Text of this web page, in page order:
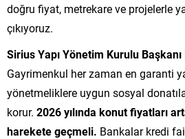
doğru fiyat, metrekare ve projelerle
çıkıyoruz.
Sirius Yapı Yönetim Kurulu Başkanı
Gayrimenkul her zaman en garanti
yönetmeliklere uygun sosyal
korur. 2026 yılında konut fiyatları
harekete geçmeli. Bankalar kredi